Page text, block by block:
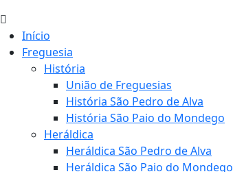
Início
Freguesia
História
União de Freguesias
História São Pedro de Alva
História São Paio do Mondego
Heráldica
Heráldica São Pedro de Alva
Heráldica São Paio do Mondego